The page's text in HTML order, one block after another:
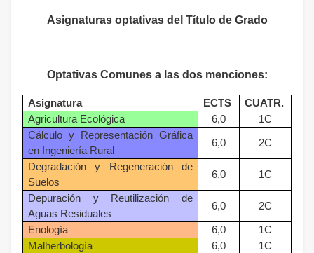
Asignaturas optativas del Título de Grado
Optativas Comunes a las dos menciones:
Asignatura ECTS
CUATR.
Agricultura Ecológica
6,0
1C
Cálculo y Representación Gráfica
en Ingeniería Rural
6,0 2C
Degradación y Regeneración de
Suelos
6,0 1C
Depuración y Reutilización de
Aguas Residuales
6,0 2C
Enología 6,0
1C
Malherbología
6,0
1C